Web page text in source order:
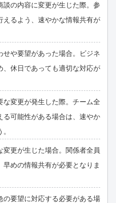
談の内容に変更が生じた際。参
えるよう、速やかな情報共有が
せや要望があった場合。ビジネ
、休日であっても適切な対応が
な変更が発生した際。チーム全
る可能性がある場合は、速やか
更が生じた場合。関係者全員
めの情報共有が必要となりま
の要望に対応する必要がある場